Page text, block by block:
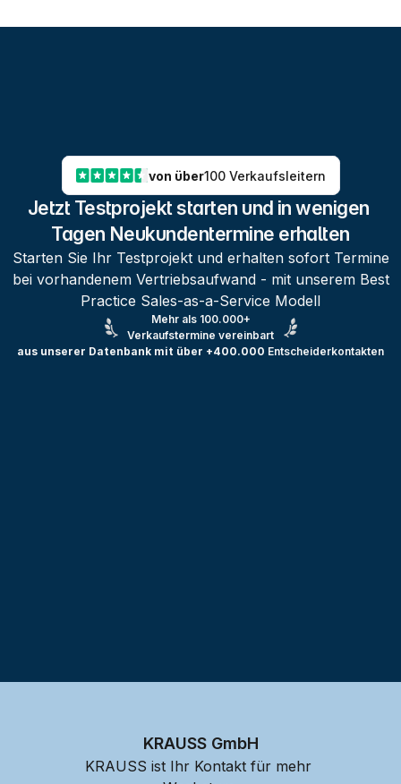
von über100 Verkaufsleitern
Jetzt Testprojekt starten und in wenigen
Tagen Neukundentermine erhalten
Starten Sie Ihr Testprojekt und erhalten sofort Termine
bei vorhandenem Vertriebsaufwand - mit unserem Best
Practice Sales-as-a-Service Modell
Mehr als 100.000+
Verkaufstermine vereinbart
aus unserer Datenbank mit über +400.000 Entscheiderkontakten
KRAUSS GmbH
KRAUSS ist Ihr Kontakt für mehr